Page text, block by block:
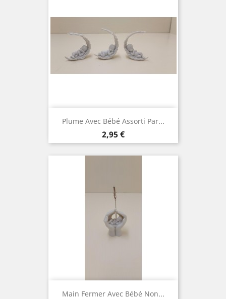
Plume Avec Bébé Assorti Par...
Prix
2,95 €
Main Fermer Avec Bébé Non...